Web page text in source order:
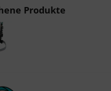
Produkte